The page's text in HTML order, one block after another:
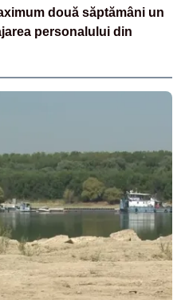
două săptămâni un
personalului din